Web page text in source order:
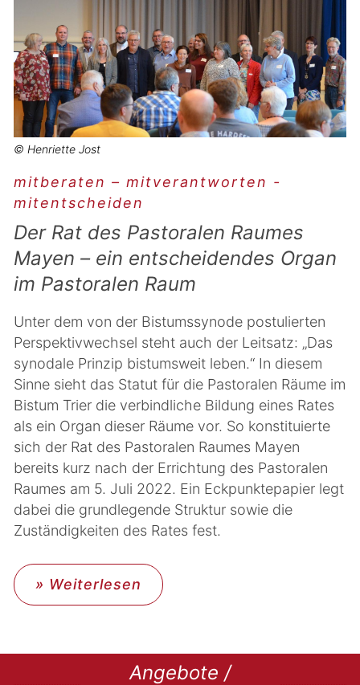
© Henriette Jost
mitberaten – mitverantworten -
mitentscheiden
Der Rat des Pastoralen Raumes
Mayen – ein entscheidendes Organ
im Pastoralen Raum
Unter dem von der Bistumssynode postulierten
Perspektivwechsel steht auch der Leitsatz: „Das
synodale Prinzip bistumsweit leben.“ In diesem
Sinne sieht das Statut für die Pastoralen Räume im
Bistum Trier die verbindliche Bildung eines Rates
als ein Organ dieser Räume vor. So konstituierte
sich der Rat des Pastoralen Raumes Mayen
bereits kurz nach der Errichtung des Pastoralen
Raumes am 5. Juli 2022. Ein Eckpunktepapier legt
dabei die grundlegende Struktur sowie die
Zuständigkeiten des Rates fest.
» Weiterlesen
Angebote /